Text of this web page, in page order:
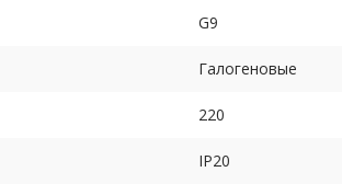
G9
Галогеновые
220
IP20